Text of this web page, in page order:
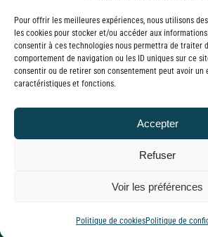
Pour offrir les meilleures expériences, nous utilisons
les cookies pour stocker et/ou accéder aux
consentir à ces technologies nous permettra de traiter
comportement de navigation ou les ID uniques sur ce
consentir ou de retirer son consentement peut avoir
caractéristiques et fonctions.
Accepter
Refuser
Voir les préférences
Politique de cookiesPolitique de
Batterie externe
MANA Tartan
65,00€Plage
30,00€
65,00€
TTC
Tiktok FacebookYouTubeInstagram